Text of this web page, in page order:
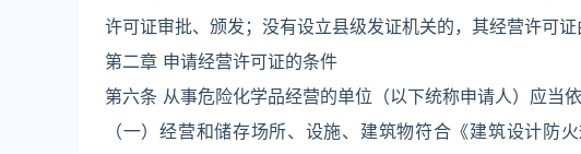
许可证审批、颁发；没有设立县级发证机关的，其经营许可证
第二章 申请经营许可证的条件
第六条 从事危险化学品经营的单位（以下统称申请人）应当
（一）经营和储存场所、设施、建筑物符合《建筑设计防